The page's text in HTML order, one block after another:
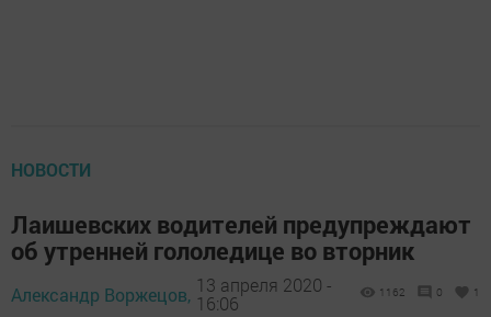
НОВОСТИ
Лаишевских водителей предупреждают
об утренней гололедице во вторник
Александр Воржецов, 13 апреля 2020 -
16:06
1162 0 1